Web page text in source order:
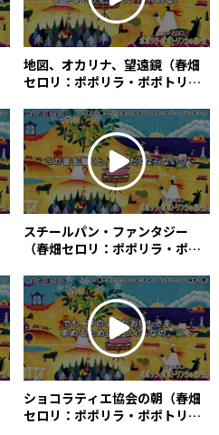
地図、オカリナ、望遠鏡（春畑
セロリ：ポポリラ・ポポトリン
Ocarina and a Telescope
(Céleri Haruhata)
スチールパン・ファンタジー
（春畑セロリ：ポポリラ・ポポ
Fantasy (Céleri Haruhata)
ショコラティエ協会の朝（春畑
セロリ：ポポリラ・ポポトリン